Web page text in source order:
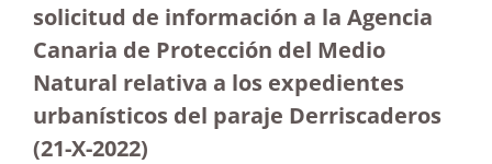
solicitud de información a la Agencia
Canaria de Protección del Medio
Natural relativa a los expedientes
urbanísticos del paraje Derriscaderos
(21-X-2022)